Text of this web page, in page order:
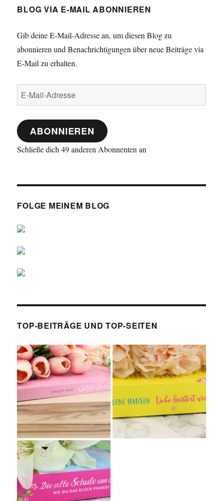
BLOG VIA E-MAIL ABONNIEREN
Gib deine E-Mail-Adresse an, um diesen Blog zu
abonnieren und Benachrichtigungen über neue Beiträge via
E-Mail zu erhalten.
E-
Mail-
Adresse
ABONNIEREN
Schließe dich 49 anderen Abonnenten an
FOLGE MEINEM BLOG
TOP-BEITRÄGE UND TOP-SEITEN